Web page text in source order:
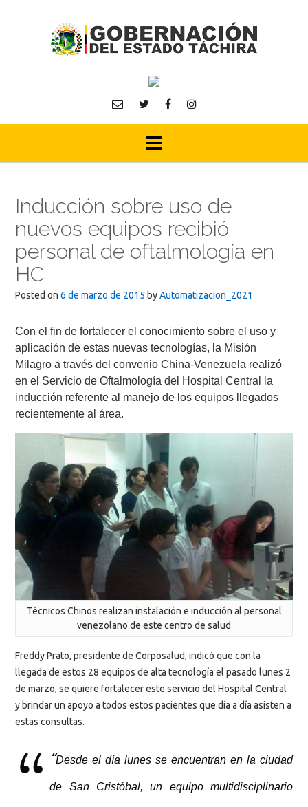
Inducción sobre uso de
nuevos equipos recibió
personal de oftalmología en
HC
Posted on 6 de marzo de 2015 byAutomatizacion_2021
Con el fin de fortalecer el conocimiento sobre el uso y
aplicación de estas nuevas tecnologías, la Misión
Milagro a través del convenio China-Venezuela realizó
en el Servicio de Oftalmología del Hospital Central la
inducción referente al manejo de los equipos llegados
recientemente al área.
Técnicos Chinos realizan instalación e inducción al personal
venezolano de este centro de salud
Freddy Prato, presidente de Corposalud, indicó que con la
llegada de estos 28 equipos de alta tecnología el pasado lunes 2
de marzo, se quiere fortalecer este servicio del Hospital Central
y brindar un apoyo a todos estos pacientes que día a día asisten a
estas consultas.
“Desde el día lunes se encuentran en la ciudad
de San Cristóbal, un equipo multidisciplinario